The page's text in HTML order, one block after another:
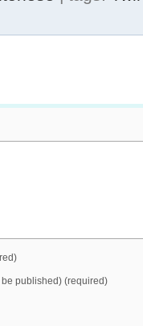
be published) (required)